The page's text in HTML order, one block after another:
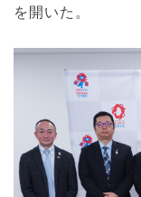
を開いた。